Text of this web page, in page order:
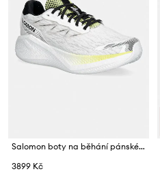
Salomon boty na běhání pánské AERO GLIDE 4
3899 Kč